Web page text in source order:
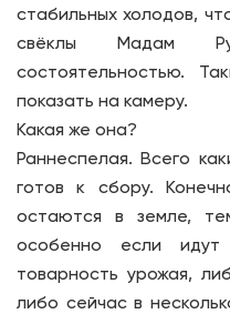
стабильных холодов,
свёклы Мадам
состоятельностью.
показать на камеру.
Какая же она?
Раннеспелая. Всего
готов к сбору.
остаются в земле,
особенно если
товарность урожая,
либо сейчас в